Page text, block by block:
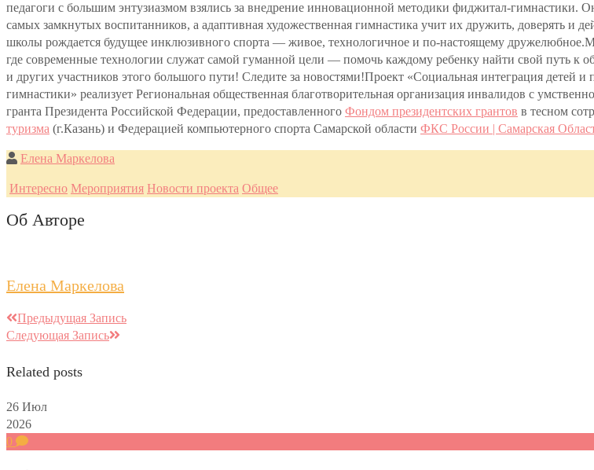
педагоги с большим энтузиазмом взялись за внедрение инновационной методики фиджитал-гимнастики.
самых замкнутых воспитанников, а адаптивная художественная гимнастика учит их дружить, доверять и
школы рождается будущее инклюзивного спорта — живое, технологичное и по-настоящему
где современные технологии служат самой гуманной цели — помочь каждому ребенку найти свой путь
и других участников этого большого пути! Следите за новостями!Проект «Социальная интеграция детей
гимнастики» реализует Региональная общественная благотворительная организация инвалидов с
гранта Президента Российской Федерации, предоставленного Фондом президентских грантов в тесном
туризма (г.Казань) и Федерацией компьютерного спорта Самарской области ФКС России | Самарская
Елена Маркелова
Интересно Мероприятия Новости проекта Общее
Об Авторе
Елена Маркелова
Предыдущая Запись
Следующая Запись
Related posts
26 Июл
2026
0